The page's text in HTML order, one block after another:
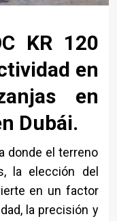
KR 120
en
en
Dubái.
donde el terreno
la elección del
en un factor
la precisión y